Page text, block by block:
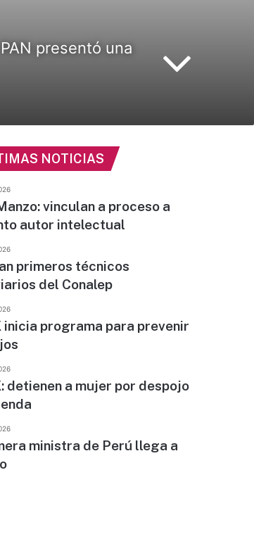
presentó una
NOTICIAS
vinculan a proceso a
autor intelectual
primeros técnicos
del Conalep
inicia programa para prevenir
detienen a mujer por despojo
ministra de Perú llega a